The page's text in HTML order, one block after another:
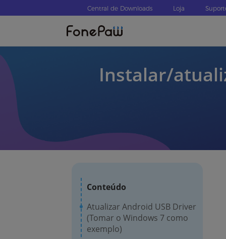
Central de Downloads Loja
Instalar/
Conteúdo
Atualizar Android USB Driver
(Tomar o Windows 7 como
exemplo)